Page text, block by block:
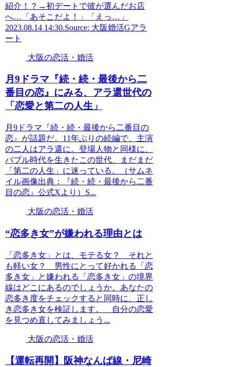
紹介！？→初デートで彼が選んだお店
へ…「あそこだよ！」「えっ…」
2023.08.14 14:30.Source: 大阪婚活Gアラ
ート
大阪の恋活・婚活
月9ドラマ『続・続・最後から二
番目の恋』にみる、アラ還世代の
「恋愛と第二の人生」
月9ドラマ『続・続・最後から二番目の
恋』が話題だ。11年ぶりの続編で、主演
の二人はアラ還に。登場人物と同様に、
バブル時代を生きたこの世代、まだまだ
「第二の人生」に迷っている。（サムネ
イル画像出典：『続・続・最後から二番
目の恋』公式Xより）S...
大阪の恋活・婚活
“恋多き女”が嫌われる理由とは
「恋多き女」とは、モテる女？ それと
も軽い女？ 男性にとって好かれる「恋
多き女」と嫌われる「恋多き女」の境界
線はどこにあるのでしょうか。あなたの
恋多き度をチェックすると同時に、正し
き恋多き女を検証します。 自分の恋愛
を見つめ直してみましょう...
大阪の恋活・婚活
【運転再開】阪神なんば線・尼崎